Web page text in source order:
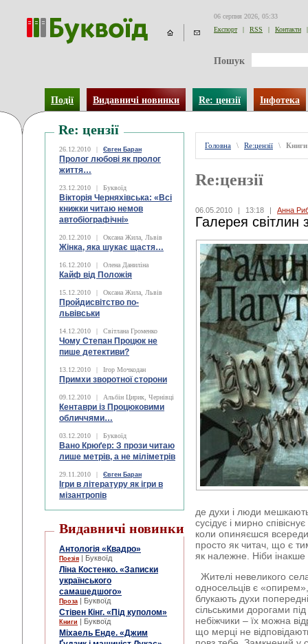
06 серпня 2026, 05:33
Експорт
| RSS | Контакти |
Пошук
Події Видавничі новинки Re: цензії Інфотека
Re: цензії
26.12.2010 | Євген Баран
Пролог любові як пролог
життя…
23.12.2010 | Буквоїд
Вікторія Черняхівська: «Всі
книжки читаю немов
автобіографічні»
20.12.2010 | Оксана Жила, Львів
Жінка, яка шукає щастя…
16.12.2010 | Олена Даниліна
Кайф від Положія
15.12.2010 | Оксана Жила, Львів
Пройдисвітство по-
львівськи
14.12.2010 | Світлана Громенко
Чому Степан Процюк не
пише детективи?
13.12.2010 | Ігор Мочкодан
Примхи зворотної сторони
09.12.2010 | Альбін Цирик, Чернівці
Кентаври із Процюковими
обличчями…
03.12.2010 | Буквоїд
Вано Крюґер: З прози читаю
лише метрів, а не міліметрів
29.11.2010 | Євген Баран
Ігри в літературу як ігри в
мізантропів
Видавничі новинки
Антологія «Квадро»
Поезія | Буквоїд
Ліна Костенко. «Записки
українського
самашедшого»
Проза | Буквоїд
Стівен Кінг. «Під куполом»
Книги | Буквоїд
Міхаель Енде. «Джим
Головна \ Re:цензії \ Книги
Re:цензії
06.05.2010 | 13:18 | Анна
Галерея світлин
де духи і люди
сусідує і мирно
коли опиняєшся
просто як читач, що є
як належне. Ніби
Жителі невеликого
односельців є
блукають духи
сільськими дорогами
небіжчики – їх можна
що мерці не